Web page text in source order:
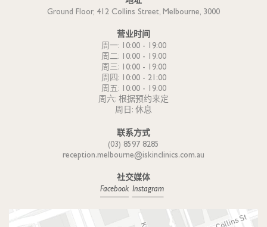
Ground Floor, 412 Collins Street, Melbourne, 3000
营业时间
周一: 10:00 - 19:00
周二: 10:00 - 19:00
周三: 10:00 - 19:00
周四: 10:00 - 21:00
周五: 10:00 - 19:00
周六: 根据预约来定
周日: 休息
联系方式
(03) 8597 8285
reception.melbourne@iskinclinics.com.au
社交媒体
Facebook Instagram